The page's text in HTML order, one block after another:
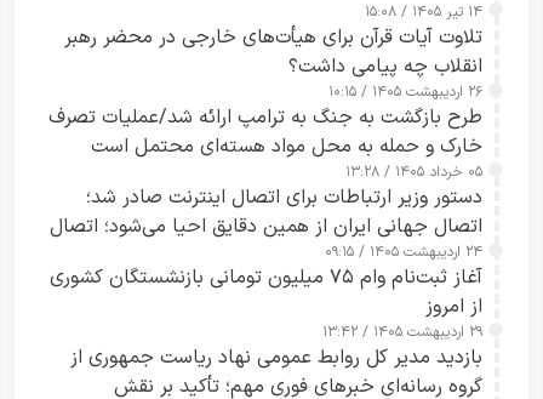
۱۴ تیر ۱۴۰۵ / ۱۵:۰۸
تلاوت آیات قرآن برای هیأت‌های خارجی در محضر رهبر
انقلاب چه پیامی داشت؟
۲۶ اردیبهشت ۱۴۰۵ / ۱۰:۱۵
طرح‌ بازگشت به جنگ به ترامپ ارائه شد/عملیات تصرف
خارک و حمله به محل مواد هسته‌ای محتمل است
۰۵ خرداد ۱۴۰۵ / ۱۳:۲۸
دستور وزیر ارتباطات برای اتصال اینترنت صادر شد؛
اتصال جهانی ایران از همین دقایق احیا می‌شود؛ اتصال
کامل مردم تا ۲۴ ساعت آینده
۲۴ اردیبهشت ۱۴۰۵ / ۰۹:۱۵
آغاز ثبت‌نام وام ۷۵ میلیون تومانی بازنشستگان کشوری
از امروز
۲۹ اردیبهشت ۱۴۰۵ / ۱۳:۴۲
بازدید مدیر کل روابط عمومی نهاد ریاست جمهوری از
گروه رسانه‌ای خبرهای فوری مهم؛ تأکید بر نقش